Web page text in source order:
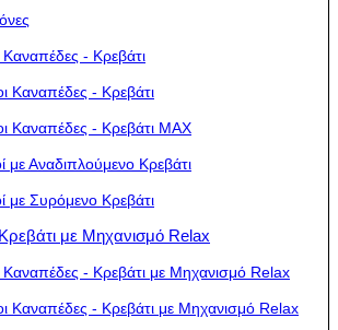
Καναπέδες - Κρεβάτι
Καναπέδες - Κρεβάτι
Καναπέδες - Κρεβάτι MAX
με Αναδιπλούμενο Κρεβάτι
με Συρόμενο Κρεβάτι
με Μηχανισμό Relax
Καναπέδες - Κρεβάτι με Μηχανισμό Relax
Καναπέδες - Κρεβάτι με Μηχανισμό Relax